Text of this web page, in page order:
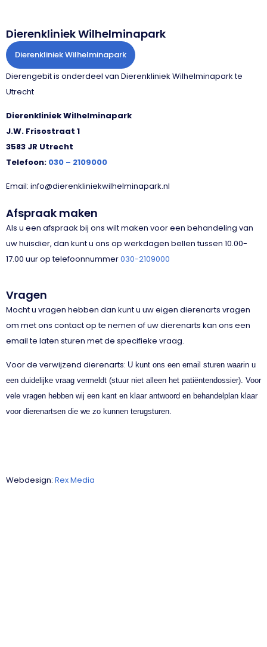
Dierenkliniek Wilhelminapark
Dierenkliniek Wilhelminapark
Dierengebit is onderdeel van Dierenkliniek Wilhelminapark te
Utrecht
Dierenkliniek Wilhelminapark
J.W. Frisostraat 1
3583 JR Utrecht
Telefoon: 030 – 2109000
Email: info@dierenkliniekwilhelminapark.nl
Afspraak maken
Als u een afspraak bij ons wilt maken voor een behandeling van
uw huisdier, dan kunt u ons op werkdagen bellen tussen 10.00-
17.00 uur op telefoonnummer030-2109000
Vragen
Mocht u vragen hebben dan kunt u uw eigen dierenarts vragen
om met ons contact op te nemen of uw dierenarts kan ons een
email te laten sturen met de specifieke vraag.
Voor de verwijzend dierenarts: U kunt ons een email sturen waarin u
een duidelijke vraag vermeldt (stuur niet alleen het patiëntendossier). Voor
vele vragen hebben wij een kant en klaar antwoord en behandelplan klaar
voor dierenartsen die we zo kunnen terugsturen.
Webdesign: Rex Media